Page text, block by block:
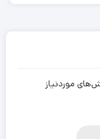
موردنیاز